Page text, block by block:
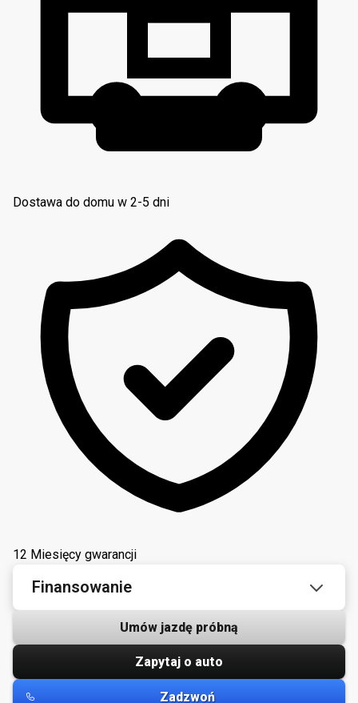
Dostawa do domu w 2-5 dni
12 Miesięcy gwarancji
Finansowanie
Umów jazdę próbną
Zapytaj o auto
Zadzwoń